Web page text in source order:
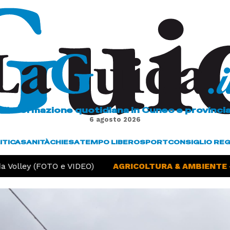
L'informazione quotidiana in Cuneo e
6 agosto 2026
SANITÀCHIESATEMPO LIBEROSPORTCONSIGLIO
(FOTO e VIDEO) AGRICOLTURA & AMBIENTE -